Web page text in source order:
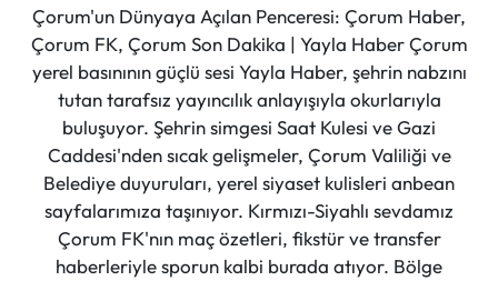
Çorum'un Dünyaya Açılan Penceresi: Çorum Haber,
Çorum FK, Çorum Son Dakika | Yayla Haber Çorum
yerel basınının güçlü sesi Yayla Haber, şehrin nabzını
tutan tarafsız yayıncılık anlayışıyla okurlarıyla
buluşuyor. Şehrin simgesi Saat Kulesi ve Gazi
Caddesi'nden sıcak gelişmeler, Çorum Valiliği ve
Belediye duyuruları, yerel siyaset kulisleri anbean
sayfalarımıza taşınıyor. Kırmızı-Siyahlı sevdamız
Çorum FK'nın maç özetleri, fikstür ve transfer
haberleriyle sporun kalbi burada atıyor. Bölge